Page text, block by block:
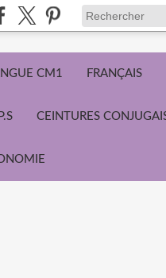
CM1 FRANÇAIS
CEINTURES